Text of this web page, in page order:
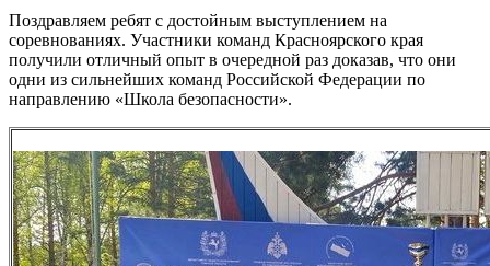
Поздравляем ребят с достойным выступлением на
соревнованиях. Участники команд Красноярского края
получили отличный опыт в очередной раз доказав, что они
одни из сильнейших команд Российской Федерации по
направлению «Школа безопасности».